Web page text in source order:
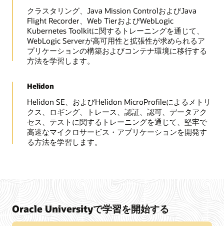
クラスタリング、Java Mission ControlおよびJava
Flight Recorder、Web TierおよびWebLogic
Kubernetes Toolkitに関するトレーニングを通じて、
WebLogic Serverが高可用性と拡張性が求められるア
プリケーションの構築およびコンテナ環境に移行する
方法を学習します。
Helidon
Helidon SE、およびHelidon MicroProfileによるメトリ
クス、ロギング、トレース、認証、認可、データアク
セス、テストに関するトレーニングを通じて、堅牢で
高速なマイクロサービス・アプリケーションを開発す
る方法を学習します。
Oracle Universityで学習を開始する